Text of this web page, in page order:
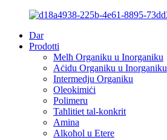
Dar
Prodotti
Melħ Organiku u Inorganiku
Aċidu Organiku u Inorganiku
Intermedju Organiku
Oleokimiċi
Polimeru
Taħlitiet tal-konkrit
Amina
Alkoħol u Etere